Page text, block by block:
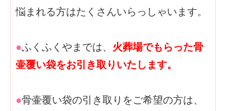
悩まれる方はたくさんいらっしゃいます。
●ふくふくやまでは、 火葬場でもらった骨
壷覆い袋をお引き取りいたします。
●骨壷覆い袋の引き取りをご希望の方は、